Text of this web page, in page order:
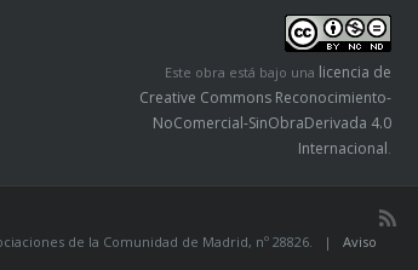
Este obra está bajo una licencia de
Creative Commons Reconocimiento-
NoComercial-SinObraDerivada 4.0
Internacional
de la Comunidad de Madrid, nº 28826. | Aviso